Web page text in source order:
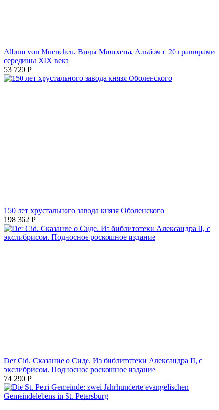
Album von Muenchen. Виды Мюнхена. Альбом с 20 гравюрами
середины XIX века
53 720 Р
150 лет хрустального завода князя Оболенского
198 362 Р
Der Cid. Сказание о Сиде. Из библитотеки Александра II, с
экслибрисом. Подносное роскошное издание
74 290 Р